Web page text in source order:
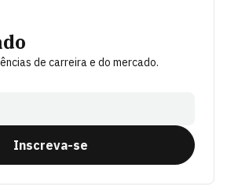
de carreira e do mercado.
Inscreva-se